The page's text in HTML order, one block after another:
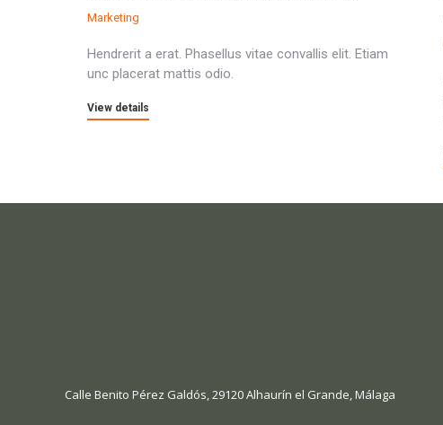
Marketing
Hendrerit a erat. Phasellus vitae convallis elit. Etiam
unc placerat mattis odio.
View details
Calle Benito Pérez Galdós, 29120 Alhaurín el Grande, Málaga